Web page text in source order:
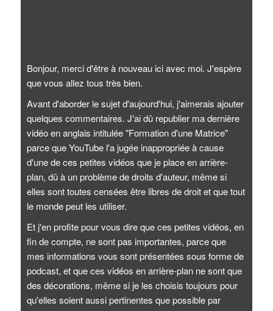
Bonjour, merci d'être à nouveau ici avec moi. J'espère
que vous allez tous très bien.
Avant d'aborder le sujet d'aujourd'hui, j'aimerais ajouter
quelques commentaires. J'ai dû republier ma dernière
vidéo en anglais intitulée "Formation d'une Matrice"
parce que YouTube l'a jugée inappropriée à cause
d'une de ces petites vidéos que je place en arrière-
plan, dû à un problème de droits d'auteur, même si
elles sont toutes censées être libres de droit et que tout
le monde peut les utiliser.
Et j'en profite pour vous dire que ces petites vidéos, en
fin de compte, ne sont pas importantes, parce que
mes informations vous sont présentées sous forme de
podcast, et que ces vidéos en arrière-plan ne sont que
des décorations, même si je les choisis toujours pour
qu'elles soient aussi pertinentes que possible par